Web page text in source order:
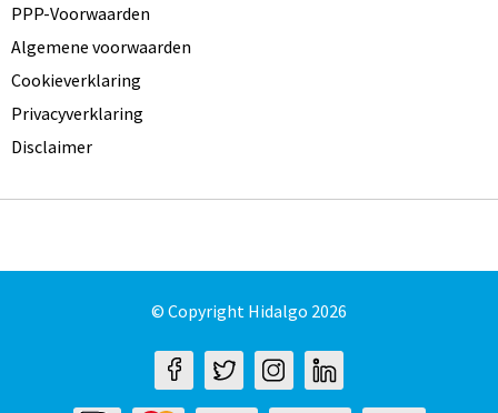
PPP-Voorwaarden
Algemene voorwaarden
Cookieverklaring
Privacyverklaring
Disclaimer
© Copyright Hidalgo 2026